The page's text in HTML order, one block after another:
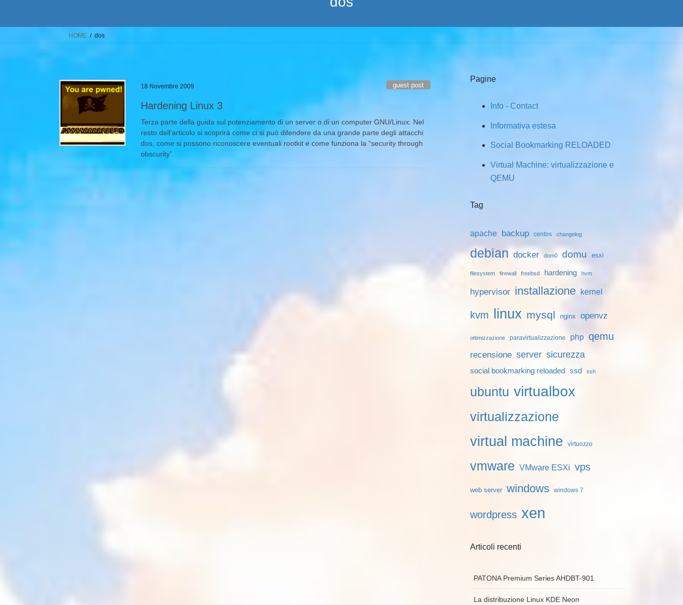
HOME dos
18 Novembre 2009 guest post
Hardening Linux 3
Terza parte della guida sul potenziamento di un server o di un computer GNU/Linux. Nel
resto dell’articolo si scoprirà come ci si può difendere da una grande parte degli attacchi
dos, come si possono riconoscere eventuali rootkit e come funziona la “security through
obscurity”.
Pagine
Info - Contact
Informativa estesa
Social Bookmarking RELOADED
Virtual Machine: virtualizzazione e
QEMU
Tag
apache backup centos changelog
debian docker dom0 domu esxi
filesystem firewall freebsd hardening hvm
hypervisor installazione kernel
kvm linux mysql nginx openvz
ottimizzazione paravirtualizzazione php qemu
recensione server sicurezza
social bookmarking reloaded ssd ssh
ubuntu virtualbox
virtualizzazione
virtual machine virtuozzo
vmware VMware ESXi vps
web server windows windows 7
wordpress xen
Articoli recenti
PATONA Premium Series AHDBT-901
La distribuzione Linux KDE Neon